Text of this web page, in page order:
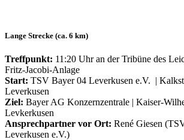
Lange Strecke (ca. 6 km)
Treffpunkt: 11:20 Uhr an der Tribüne des
Fritz-Jacobi-Anlage
Start: TSV Bayer 04 Leverkusen e.V. |
Leverkusen
Ziel: Bayer AG Konzernzentrale | Kaiser-
Levkerkusen
Ansprechpartner vor Ort: René Giesen
Leverkusen e.V.)